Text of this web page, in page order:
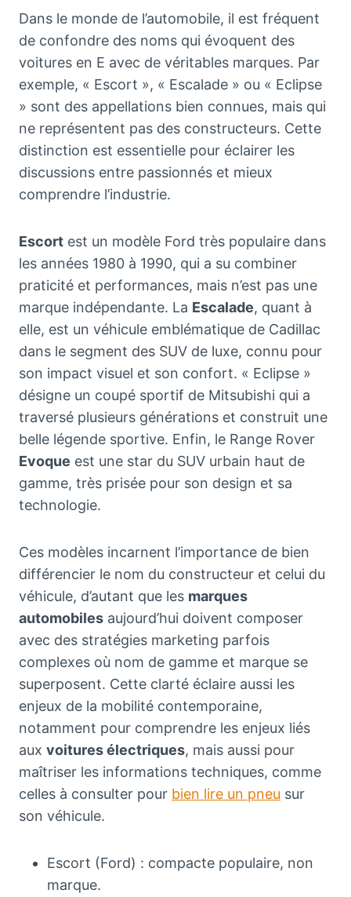
Dans le monde de l’automobile, il est fréquent
de confondre des noms qui évoquent des
voitures en E avec de véritables marques. Par
exemple, « Escort », « Escalade » ou « Eclipse
» sont des appellations bien connues, mais qui
ne représentent pas des constructeurs. Cette
distinction est essentielle pour éclairer les
discussions entre passionnés et mieux
comprendre l’industrie.
Escort est un modèle Ford très populaire dans
les années 1980 à 1990, qui a su combiner
praticité et performances, mais n’est pas une
marque indépendante. La Escalade, quant à
elle, est un véhicule emblématique de Cadillac
dans le segment des SUV de luxe, connu pour
son impact visuel et son confort. « Eclipse »
désigne un coupé sportif de Mitsubishi qui a
traversé plusieurs générations et construit une
belle légende sportive. Enfin, le Range Rover
Evoque est une star du SUV urbain haut de
gamme, très prisée pour son design et sa
technologie.
Ces modèles incarnent l’importance de bien
différencier le nom du constructeur et celui du
véhicule, d’autant que les marques
automobiles aujourd’hui doivent composer
avec des stratégies marketing parfois
complexes où nom de gamme et marque se
superposent. Cette clarté éclaire aussi les
enjeux de la mobilité contemporaine,
notamment pour comprendre les enjeux liés
aux voitures électriques, mais aussi pour
maîtriser les informations techniques, comme
celles à consulter pour bien lire un pneu sur
son véhicule.
Escort (Ford) : compacte populaire, non
marque.